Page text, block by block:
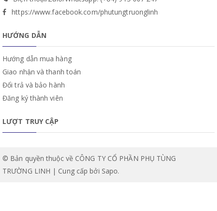
https://www.facebook.com/phutungtruonglinh
HƯỚNG DẪN
Hướng dẫn mua hàng
Giao nhận và thanh toán
Đổi trả và bảo hành
Đăng ký thành viên
LƯỢT TRUY CẬP
© Bản quyền thuộc về CÔNG TY CỔ PHẦN PHỤ TÙNG
TRƯỜNG LINH | Cung cấp bởi Sapo.